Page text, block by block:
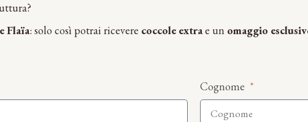
Flaïa: solo così potrai ricevere coccole extrae un omaggio
Cognome